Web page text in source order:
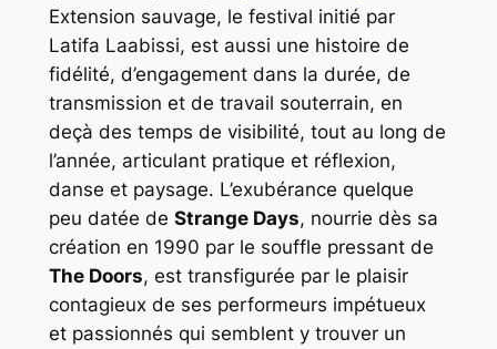
Extension sauvage, le festival initié par
Latifa Laabissi, est aussi une histoire de
fidélité, d’engagement dans la durée, de
transmission et de travail souterrain, en
deçà des temps de visibilité, tout au long de
l’année, articulant pratique et réflexion,
danse et paysage. L’exubérance quelque
peu datée de Strange Days, nourrie dès sa
création en 1990 par le souffle pressant de
The Doors, est transfigurée par le plaisir
contagieux de ses performeurs impétueux
et passionnés qui semblent y trouver un